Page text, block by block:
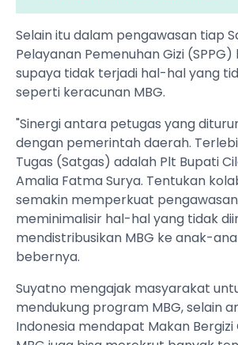
Selain itu dalam pengawasan tiap
Pelayanan Pemenuhan Gizi
supaya tidak terjadi hal-hal yang
seperti keracunan MBG.
"Sinergi antara petugas yang
dengan pemerintah daerah.
Tugas (Satgas) adalah Plt Bupati
Amalia Fatma Surya. Tentukan
semakin memperkuat
meminimalisir hal-hal yang tidak
mendistribusikan MBG ke anak-
bebernya.
Suyatno mengajak masyarakat
mendukung program MBG, selain
Indonesia mendapat Makan